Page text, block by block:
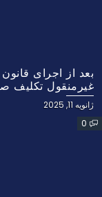
بعد از اجرای
غیرمنقول تکلیف
ژانویه 11, 2025
0